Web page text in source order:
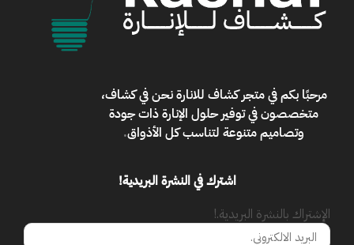
مرحبًا بكم فيمتجر كشاف للانارةنحن في كشاف،
متخصصون في توفير حلول الإنارة ذات جودة
وتصاميم متنوعة لتناسب كل الأذواق.
اشترك في النشرة البريدية!
الإشتراك بالنشرة البريدية.!